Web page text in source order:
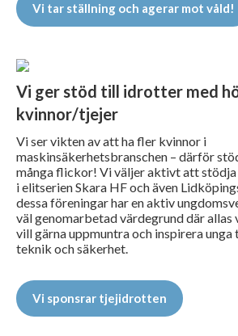
Vi tar ställning och agerar mot våld!
Vi ger stöd till idrotter med
kvinnor/tjejer
Vi ser vikten av att ha fler kvinnor i
maskinsäkerhetsbranschen – därför
många flickor! Vi väljer aktivt att
i elitserien Skara HF och även
dessa föreningar har en aktiv
väl genomarbetad värdegrund där allas
vill gärna uppmuntra och inspirera
teknik och säkerhet.
Vi sponsrar tjejidrotten